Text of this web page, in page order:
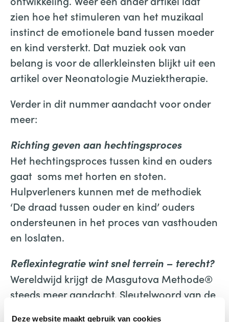
Deze website maakt gebruik van cookies
zien hoe het stimuleren van het muzikaal
instinct de emotionele band tussen moeder
en kind versterkt. Dat muziek ook van
belang is voor de allerkleinsten blijkt uit een
artikel over Neonatologie Muziektherapie.
Verder in dit nummer aandacht voor onder
meer:
Richting geven aan hechtingsproces
Het hechtingsproces tussen kind en ouders
gaat soms met horten en stoten.
Hulpverleners kunnen met de methodiek
‘De draad tussen ouder en kind’ ouders
ondersteunen in het proces van vasthouden
en loslaten.
Reflexintegratie wint snel terrein – terecht?
Wereldwijd krijgt de Masgutova Methode®
steeds meer aandacht. Sleutelwoord van de